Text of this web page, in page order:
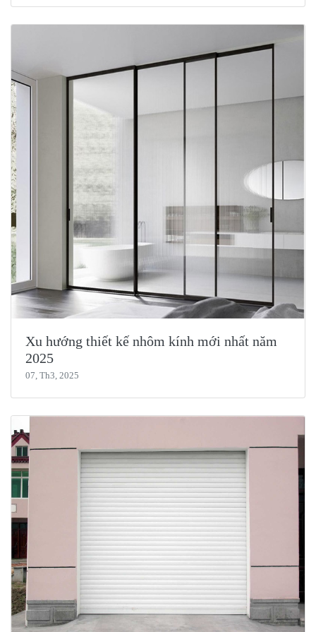
Xu hướng thiết kế nhôm kính mới nhất năm
2025
07, Th3, 2025